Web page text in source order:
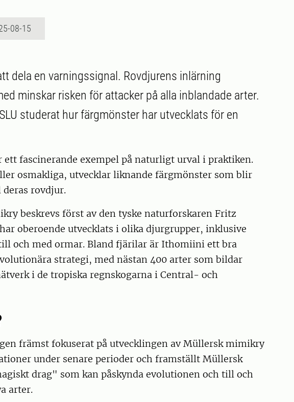
08-15
dela en varningssignal. Rovdjurens inlärning
minskar risken för attacker på alla inblandade arter.
studerat hur färgmönster har utvecklats för en
fascinerande exempel på naturligt urval i praktiken.
osmakliga, utvecklar liknande färgmönster som blir
rovdjur.
beskrevs först av den tyske naturforskaren Fritz
oberoende utvecklats i olika djurgrupper, inklusive
och med ormar. Bland fjärilar är Ithomiini ett bra
strategi, med nästan 400 arter som bildar
i de tropiska regnskogarna i Central- och
främst fokuserat på utvecklingen av Müllersk mimikry
under senare perioder och framställt Müllersk
drag" som kan påskynda evolutionen och till och
arter.